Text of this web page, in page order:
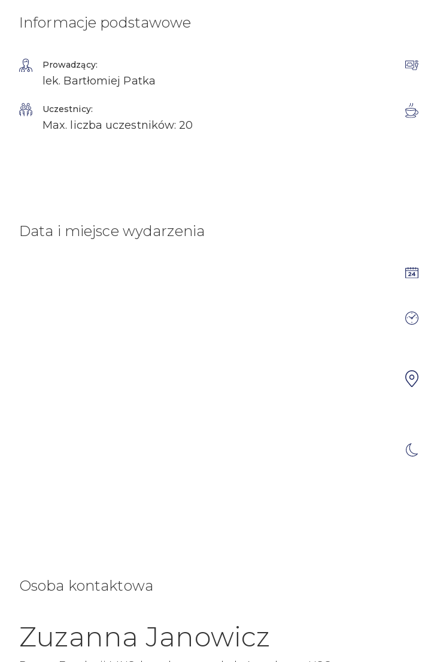
Informacje podstawowe
Prowadzący:
lek. Bartłomiej Patka
Uczestnicy:
Max. liczba uczestników: 20
Data i miejsce wydarzenia
Osoba kontaktowa
Zuzanna Janowicz